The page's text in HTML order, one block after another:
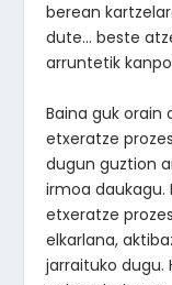
berean
dute… beste
arruntetik
Baina guk orain
etxeratze
dugun guztion
irmoa daukagu.
etxeratze
elkarlana,
jarraituko dugu.